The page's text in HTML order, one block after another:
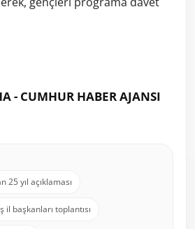
- CUMHUR HABER AJANSI
25 yıl açıklaması
başkanları toplantısı